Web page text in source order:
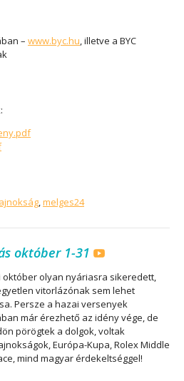
– www.byc.hu, illetve a BYC
,melges24
október 1-31
október olyan nyáriasra sikeredett,
vitorlázónak sem lehet
Persze a hazai versenyek
már érezhető az idény vége, de
pörögtek a dolgok, voltak
Európa-Kupa, Rolex Middle
mind magyar érdekeltséggel!